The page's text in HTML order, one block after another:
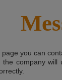
page you can
the company will